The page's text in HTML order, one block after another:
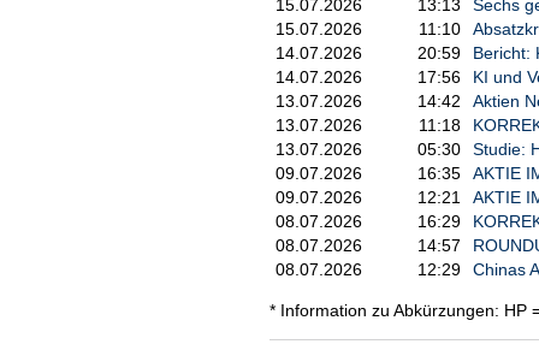
15.07.2026
13:13
Sechs
15.07.2026
11:10
14.07.2026
20:59
Bericht:
14.07.2026
17:56
KI und
13.07.2026
14:42
Aktien
13.07.2026
11:18
13.07.2026
05:30
Studie:
09.07.2026
16:35
AKTIE
09.07.2026
12:21
AKTIE
08.07.2026
16:29
08.07.2026
14:57
08.07.2026
12:29 Chinas
* Information zu Abkürzungen: HP